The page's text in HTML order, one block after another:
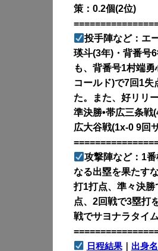
策：0.2個(2位)
投手陣など：エ
瑛斗(3年)・背番号
も、背番号1村端
コールド)で7回1失
た。また、好リリ
準決勝•帯広三条戦
広大谷戦(1x-0 9回
攻撃陣など：1
なる出塁を果たす
打1打点、準々決
点、2回戦で3塁打
戦でサヨナラタイ
日程結果｜ 出身